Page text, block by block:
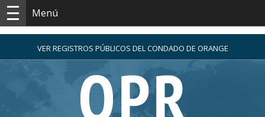
Menú
VER REGISTROS PÚBLICOS DEL CONDADO DE ORANGE